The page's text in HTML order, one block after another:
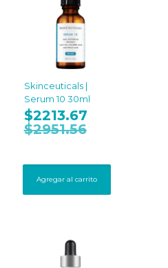
Skinceuticals |
Serum 10 30ml
$2213.67
$2951.56
Agregar al carrito